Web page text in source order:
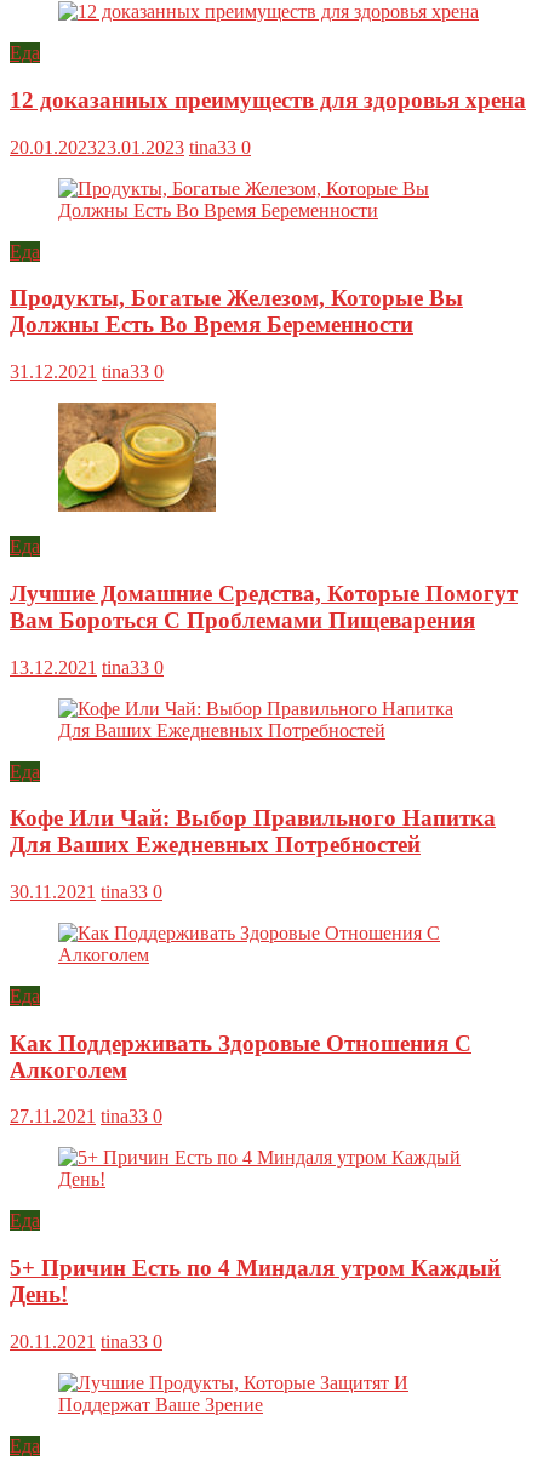
Еда
12 доказанных преимуществ для здоровья хрена
20.01.202323.01.2023 tina33 0
Еда
Продукты, Богатые Железом, Которые Вы
Должны Есть Во Время Беременности
31.12.2021 tina33 0
Еда
Лучшие Домашние Средства, Которые Помогут
Вам Бороться С Проблемами Пищеварения
13.12.2021 tina33 0
Еда
Кофе Или Чай: Выбор Правильного Напитка
Для Ваших Ежедневных Потребностей
30.11.2021 tina33 0
Еда
Как Поддерживать Здоровые Отношения С
Алкоголем
27.11.2021 tina33 0
Еда
5+ Причин Есть по 4 Миндаля утром Каждый
День!
20.11.2021 tina33 0
Еда